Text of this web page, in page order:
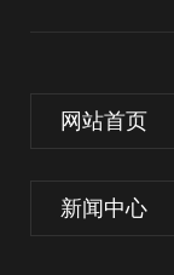
网站首页
新闻中心